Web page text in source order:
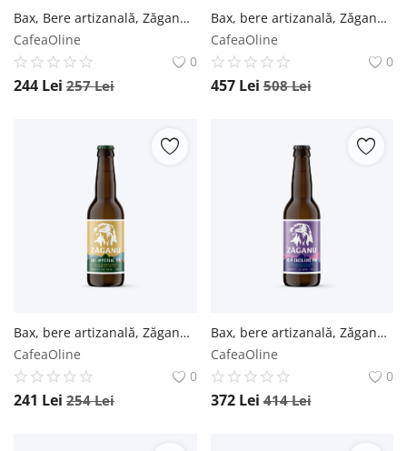
Bax, Bere artizanală, Zăganu, Imperial Stout - Sticlă 0.33L / 12 buc. Zăganu
CafeaOline
0
244 Lei 257Lei
Bax, bere artizanală, Zăganu, Imperial IPA - Sticlă 0.33L / 24 buc. Zăganu
CafeaOline
0
457 Lei 508Lei
Bax, bere artizanală, Zăganu, Imperial IPA - Sticlă 0.33L / 12 buc. Zăganu
CafeaOline
0
241 Lei 254Lei
Bax, bere artizanală, Zăganu, New England IPA - Sticlă 0.33L / 24 buc. Zăganu
CafeaOline
0
372 Lei 414Lei